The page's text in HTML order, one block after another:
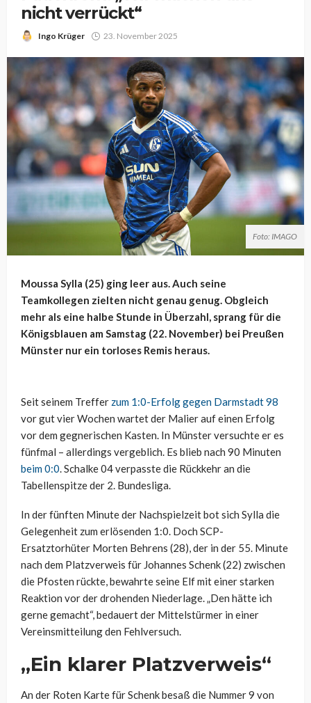
nicht verrückt“
Ingo Krüger 23. November 2025
Foto: IMAGO
Moussa Sylla (25) ging leer aus. Auch seine
Teamkollegen zielten nicht genau genug. Obgleich
mehr als eine halbe Stunde in Überzahl, sprang für die
Königsblauen am Samstag (22. November) bei Preußen
Münster nur ein torloses Remis heraus.
Seit seinem Treffer zum 1:0-Erfolg gegen Darmstadt 98
vor gut vier Wochen wartet der Malier auf einen Erfolg
vor dem gegnerischen Kasten. In Münster versuchte er es
fünfmal – allerdings vergeblich. Es blieb nach 90 Minuten
beim 0:0. Schalke 04 verpasste die Rückkehr an die
Tabellenspitze der 2. Bundesliga.
In der fünften Minute der Nachspielzeit bot sich Sylla die
Gelegenheit zum erlösenden 1:0. Doch SCP-
Ersatztorhüter Morten Behrens (28), der in der 55. Minute
nach dem Platzverweis für Johannes Schenk (22) zwischen
die Pfosten rückte, bewahrte seine Elf mit einer starken
Reaktion vor der drohenden Niederlage. „Den hätte ich
gerne gemacht“, bedauert der Mittelstürmer in einer
Vereinsmitteilung den Fehlversuch.
„Ein klarer Platzverweis“
An der Roten Karte für Schenk besaß die Nummer 9 von